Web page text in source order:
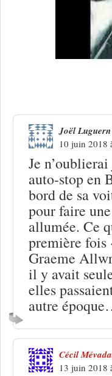
Joël Luguern
10 juin 2018
Je
auto-stop en
bord de sa
pour faire
allumée. Ce
première fois
Graeme
il y avait
elles
autre
Cécil
13 juin 2018